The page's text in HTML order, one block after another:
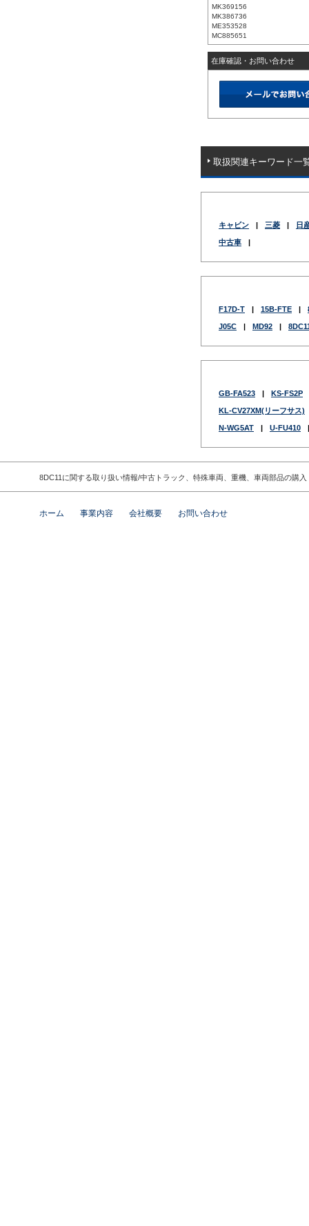
MK369156
MK386736
ME353528
MC885651
在庫確認・お問い合わせ
取扱関連キーワード一
キャビン | 三菱 | 日
中古車 |
F17D-T | 15B-FTE |
J05C | MD92 |
GB-FA523 | KS-FS2P
KL-CV27XM(リーフサス)
N-WG5AT | U-FU410 |
8DC11に関する取り扱い情報/中古トラック、特殊車両、重機、車両部品の購
ホーム 事業内容 会社概要 お問い合わせ